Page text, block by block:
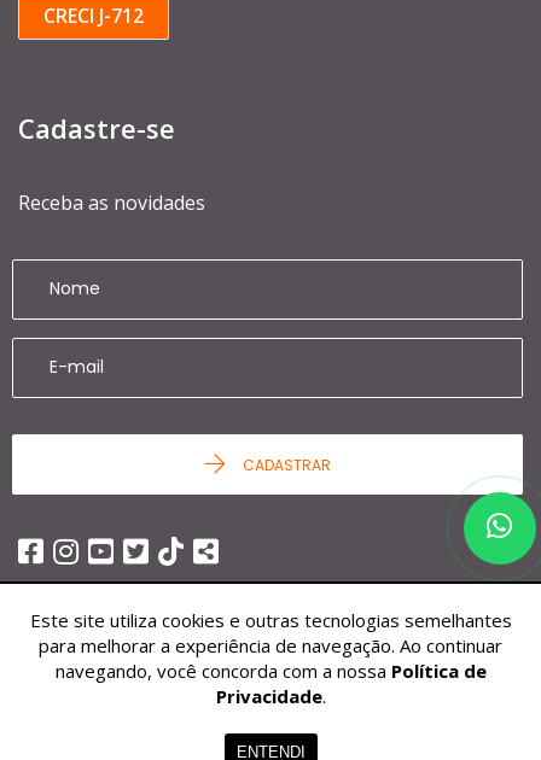
CRECI J-712
Cadastre-se
Receba as novidades
CADASTRAR
© 2026 - Ziag Imóveis -25.451.252/0001-68 -Todos os Direitos
Reservados.
Este site utiliza cookies e outras tecnologias semelhantes
para melhorar a experiência de navegação. Ao continuar
navegando, você concorda com a nossa Política de
Privacidade.
ENTENDI